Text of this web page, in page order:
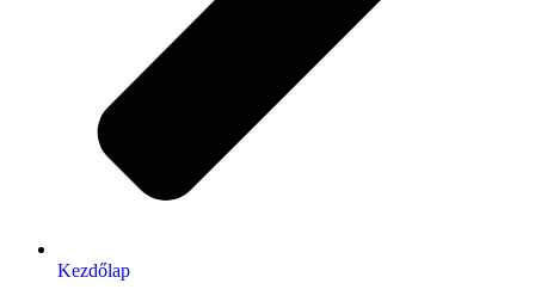
Kezdőlap